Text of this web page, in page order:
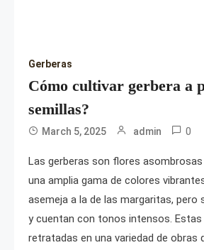
Gerberas
Cómo cultivar gerbera a
semillas?
March 5, 2025 admin 0
Las gerberas son flores asombrosas
una amplia gama de colores
asemeja a la de las margaritas, pero
y cuentan con tonos intensos.
retratadas en una variedad de obras